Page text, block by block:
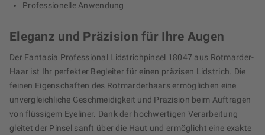
Professionelle Anwendung
Eleganz und Präzision für Ihre Augen
Der Fantasia Professional Lidstrichpinsel 18047 aus Rotmarder-
Haar ist Ihr perfekter Begleiter für einen präzisen Lidstrich. Die
feinen Eigenschaften des Rotmarderhaars ermöglichen eine
unvergleichliche Geschmeidigkeit und Präzision beim Auftragen
von flüssigem Eyeliner. Dank der hochwertigen Verarbeitung
gleitet der Pinsel sanft über die Haut und ermöglicht eine exakte